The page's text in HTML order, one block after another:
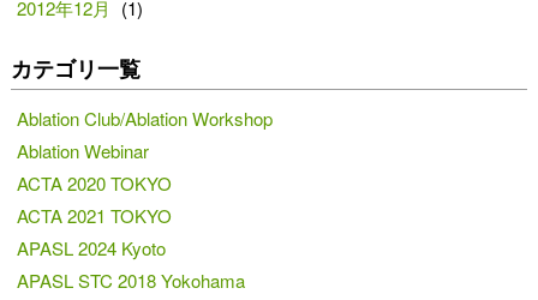
2012年12月
(1)
カテゴリ一覧
Ablation Club/Ablation Workshop
Ablation Webinar
ACTA 2020 TOKYO
ACTA 2021 TOKYO
APASL 2024 Kyoto
APASL STC 2018 Yokohama